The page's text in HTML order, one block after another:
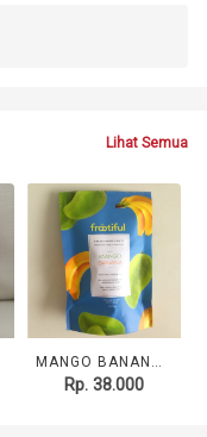
Lihat Semua
MANGO BANANA 20G
Rp. 38.000